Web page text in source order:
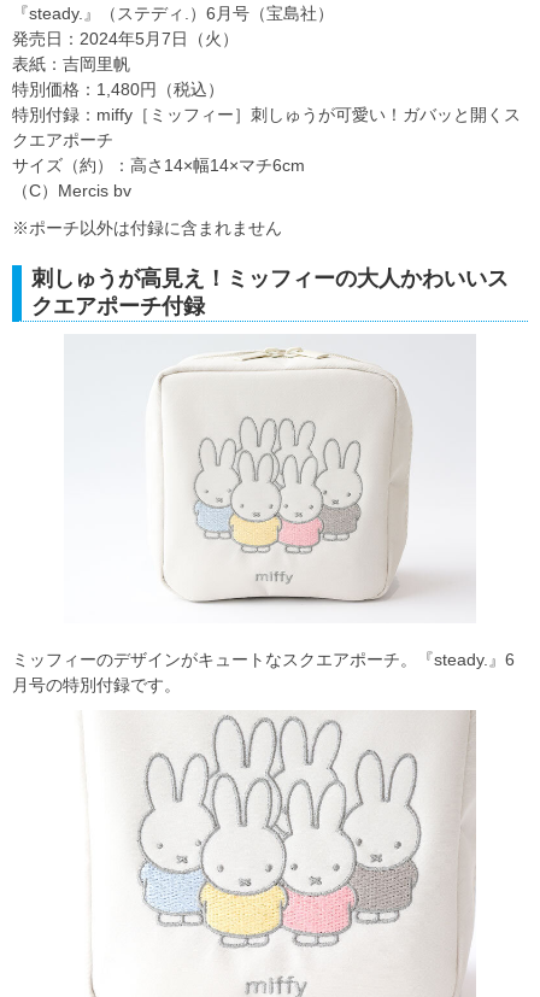
『steady.』（ステディ.）6月号（宝島社）
発売日：2024年5月7日（火）
表紙：吉岡里帆
特別価格：1,480円（税込）
特別付録：miffy［ミッフィー］刺しゅうが可愛い！ガバッと開くス
クエアポーチ
サイズ（約）：高さ14×幅14×マチ6cm
（C）Mercis bv
※ポーチ以外は付録に含まれません
刺しゅうが高見え！ミッフィーの大人かわいいス
クエアポーチ付録
ミッフィーのデザインがキュートなスクエアポーチ。『steady.』6
月号の特別付録です。